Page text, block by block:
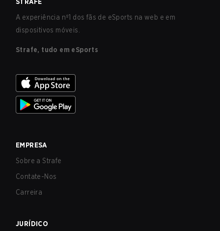
A experiência nº1 dos fãs de eSports na web e em
dispositivos móveis.
Strafe, tudo em eSports
EMPRESA
Sobre a Strafe
Contate-Nos
Carreira
JURÍDICO